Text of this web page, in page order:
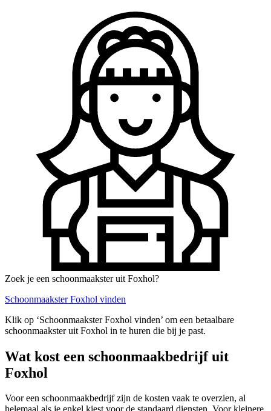
Zoek je een schoonmaakster uit Foxhol?
Schoonmaakster Foxhol vinden
Klik op ‘Schoonmaakster Foxhol vinden’ om een betaalbare
schoonmaakster uit Foxhol in te huren die bij je past.
Wat kost een schoonmaakbedrijf uit
Foxhol
Voor een schoonmaakbedrijf zijn de kosten vaak te overzien, al